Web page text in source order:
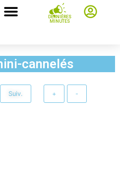
DERNIÈRES
MINUTES
cannelés
Suiv. + -